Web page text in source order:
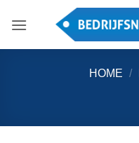
naar
HOME /